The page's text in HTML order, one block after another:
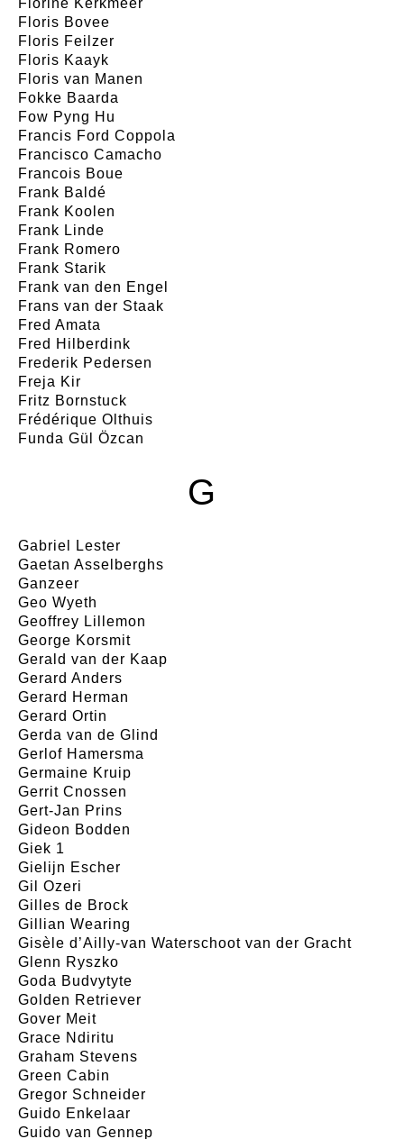
Floris Bovee
Floris Feilzer
Floris Kaayk
Floris van Manen
Fokke Baarda
Fow Pyng Hu
Francis Ford Coppola
Francisco Camacho
Francois Boue
Frank Baldé
Frank Koolen
Frank Linde
Frank Romero
Frank Starik
Frank van den Engel
Frans van der Staak
Fred Amata
Fred Hilberdink
Frederik Pedersen
Freja Kir
Fritz Bornstuck
Frédérique Olthuis
Funda Gül Özcan
G
Gabriel Lester
Gaetan Asselberghs
Ganzeer
Geo Wyeth
Geoffrey Lillemon
George Korsmit
Gerald van der Kaap
Gerard Anders
Gerard Herman
Gerard Ortin
Gerda van de Glind
Gerlof Hamersma
Germaine Kruip
Gerrit Cnossen
Gert-Jan Prins
Gideon Bodden
Giek 1
Gielijn Escher
Gil Ozeri
Gilles de Brock
Gillian Wearing
Gisèle d’Ailly-van Waterschoot van der Gracht
Glenn Ryszko
Goda Budvytyte
Golden Retriever
Gover Meit
Grace Ndiritu
Graham Stevens
Green Cabin
Gregor Schneider
Guido Enkelaar
Guido van Gennep